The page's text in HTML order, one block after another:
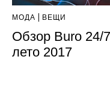
МОДА ВЕЩИ
Обзор Buro 24/
лето 2017